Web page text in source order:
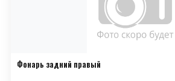
Фонарь задний правый